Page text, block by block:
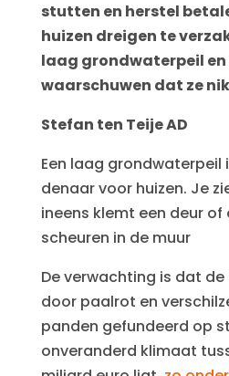
stutten en herstel
huizen dreigen te
laag grondwaterpeil
waarschuwen dat ze
Stefan ten Teije AD
Een laag
de­naar voor huizen. Je
ineens klemt een deur
scheuren in de muur
De verwachting is dat
door paalrot en
panden gefundeerd op
onveranderd klimaat